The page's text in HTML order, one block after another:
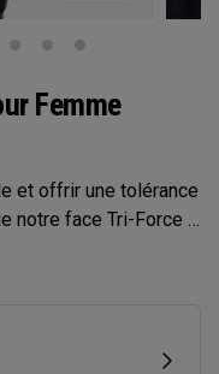
Femme
et offrir une tolérance
notre face Tri-Force à
nouvelle